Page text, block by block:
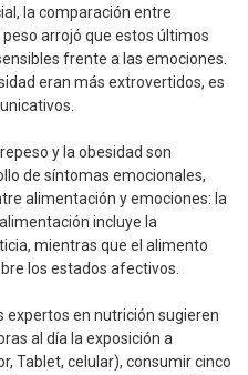
la comparación entre
arrojó que estos últimos
frente a las emociones.
eran más extrovertidos, es
y la obesidad son
de síntomas emocionales,
alimentación y emociones: la
incluye la
mientras que el alimento
los estados afectivos.
expertos en nutrición sugieren
al día la exposición a
Tablet, celular), consumir cinco